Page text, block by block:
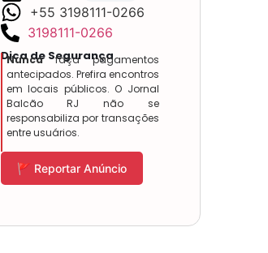
+55 3198111-0266
3198111-0266
Dica de Segurança
Nuncafaça pagamentos
antecipados. Prefira encontros
em locais públicos. O Jornal
Balcão RJ não se
responsabiliza por transações
entre usuários.
🚩 Reportar Anúncio